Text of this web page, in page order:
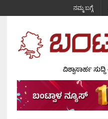
ನಮ್ಮ ಬಗ್ಗೆ